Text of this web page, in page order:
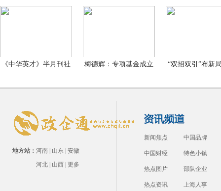
洲泉
长
礼
《中华英才》半月刊社
梅德辉：专项基金成立
“双招双引”布新
地方站： 河南 山东 安徽
河北
山西 更多
新闻焦点 中国品牌
中国财经 特色小镇
热点图片 部队企业
热点资讯 上海人事